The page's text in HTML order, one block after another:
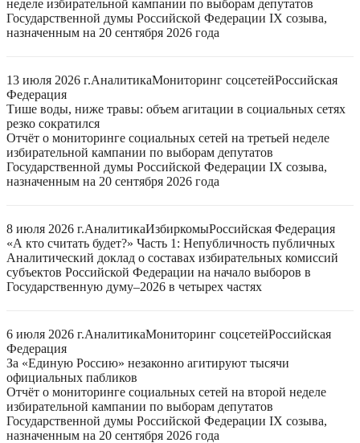
неделе избирательной кампании по выборам депутатов
Государственной думы Российской Федерации IX созыва,
назначенным на 20 сентября 2026 года
13 июля 2026 г.АналитикаМониторинг соцсетейРоссийская
Федерация
Тише воды, ниже травы: объем агитации в социальных сетях
резко сократился
Отчёт о мониторинге социальных сетей на третьей неделе
избирательной кампании по выборам депутатов
Государственной думы Российской Федерации IX созыва,
назначенным на 20 сентября 2026 года
8 июля 2026 г.АналитикаИзбиркомыРоссийская Федерация
«А кто считать будет?» Часть 1: Непубличность публичных
Аналитический доклад о составах избирательных комиссий
субъектов Российской Федерации на начало выборов в
Государственную думу–2026 в четырех частях
6 июля 2026 г.АналитикаМониторинг соцсетейРоссийская
Федерация
За «Единую Россию» незаконно агитируют тысячи
официальных пабликов
Отчёт о мониторинге социальных сетей на второй неделе
избирательной кампании по выборам депутатов
Государственной думы Российской Федерации IX созыва,
назначенным на 20 сентября 2026 года